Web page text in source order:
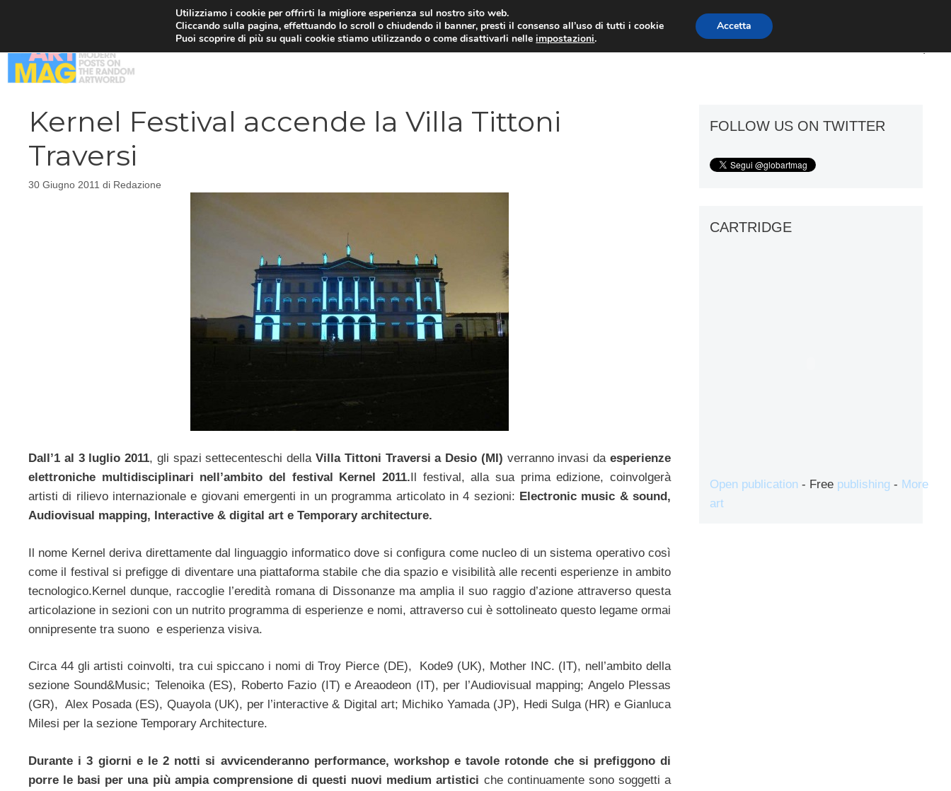
ART GOSSIP FIERE GALLERIE
Kernel Festival accende la Villa Tittoni
Traversi
30 Giugno 2011 di Redazione
Dall’1 al 3 luglio 2011, gli spazi settecenteschi dellaVilla Tittoni Traversi a Desio (MI) verranno invasi daesperienze
elettroniche multidisciplinari nell’ambito del festival Kernel 2011. Il festival, alla sua prima edizione, coinvolgerà
artisti di rilievo internazionale e giovani emergenti in un programma articolato in 4 sezioni: Electronic music & sound,
Audiovisual mapping, Interactive & digital art e Temporary architecture.
Il nome Kernel deriva direttamente dal linguaggio informatico dove si configura come nucleo di un sistema operativo così
come il festival si prefigge di diventare una piattaforma stabile che dia spazio e visibilità alle recenti esperienze in ambito
tecnologico.Kernel dunque, raccoglie l’eredità romana di Dissonanze ma amplia il suo raggio d’azione attraverso questa
articolazione in sezioni con un nutrito programma di esperienze e nomi, attraverso cui è sottolineato questo legame ormai
onnipresente tra suono e esperienza visiva.
Circa 44 gli artisti coinvolti, tra cui spiccano i nomi di Troy Pierce (DE), Kode9 (UK), Mother INC. (IT), nell’ambito della
sezione Sound&Music; Telenoika (ES), Roberto Fazio (IT) e Areaodeon (IT), per l’Audiovisual mapping; Angelo Plessas
(GR), Alex Posada (ES), Quayola (UK), per l’interactive & Digital art; Michiko Yamada (JP), Hedi Sulga (HR) e Gianluca
Milesi per la sezione Temporary Architecture.
Durante i 3 giorni e le 2 notti si avvicenderanno performance, workshop e tavole rotonde che si prefiggono di
porre le basi per una più ampia comprensione di questi nuovi medium artistici che continuamente sono soggetti a
FOLLOW US ON TWITTER
CARTRIDGE
Open publication - Free publishing - More
art
Utilizziamo i cookie per offrirti la migliore esperienza sul nostro sito web.
Cliccando sulla pagina, effettuando lo scroll o chiudendo il banner, presti il consenso all’uso di tutti i cookie
Puoi scoprire di più su quali cookie stiamo utilizzando o come disattivarli nelleimpostazioni.
Accetta